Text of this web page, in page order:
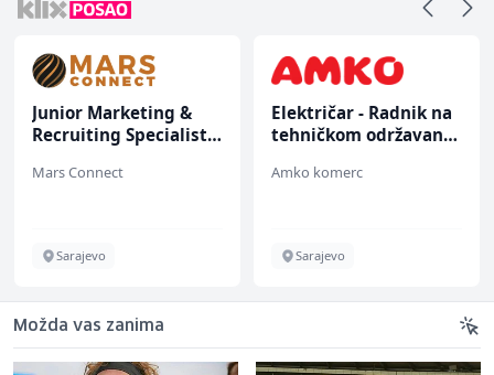
Junior Marketing &
Recruiting Specialist
Mars Connect
Sarajevo
Električar - Radnik na
tehničkom održavanju
Amko komerc
Sarajevo
Možda vas zanima